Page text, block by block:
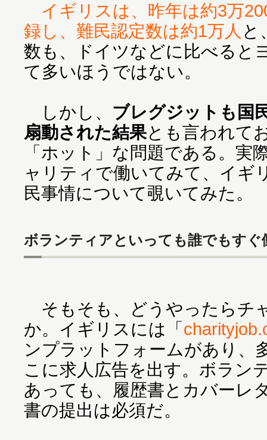
イギリスは、昨年は約3万
録し、難民認定数は約1万人 と
数も、ドイツなどに比べると
て多いほうではない。
しかし、 ブレグジットも国
扇動された結果とも言われて
「ホット」な問題である。実
ャリティで働いてみて、イギ
民事情について覗いてみた。
ボランティアといっても誰でもす
そもそも、どうやったらチ
か。イギリスには「
ンプラットフォームがあり、
こに求人広告を出す。ボラン
あっても、履歴書とカバーレ
書の提出は必須だ。